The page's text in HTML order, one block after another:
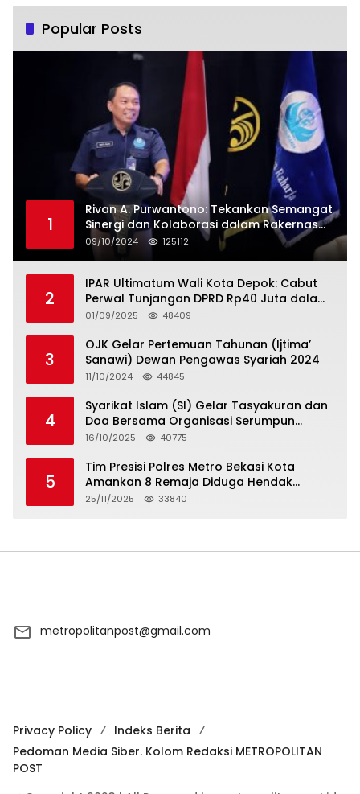
Emas 2045”
Popular Posts
1
Rivan A. Purwantono: Tekankan Semangat
Sinergi dan Kolaborasi dalam Rakernas
Serikat Pekerja Jasa Raharja
09/10/2024 125112
2
IPAR Ultimatum Wali Kota Depok: Cabut
Perwal Tunjangan DPRD Rp40 Juta dalam
5 Hari atau Hadapi Aksi Rakyat
01/09/2025 48409
3
OJK Gelar Pertemuan Tahunan (Ijtima’
Sanawi) Dewan Pengawas Syariah 2024
11/10/2024 44845
4
Syarikat Islam (SI) Gelar Tasyakuran dan
Doa Bersama Organisasi Serumpun
Syarikat Islam Doa
16/10/2025 40775
5
Tim Presisi Polres Metro Bekasi Kota
Amankan 8 Remaja Diduga Hendak
Tawuran
25/11/2025 33840
metropolitanpost@gmail.com
Privacy Policy
Indeks Berita
Pedoman Media Siber. Kolom Redaksi METROPOLITAN
POST